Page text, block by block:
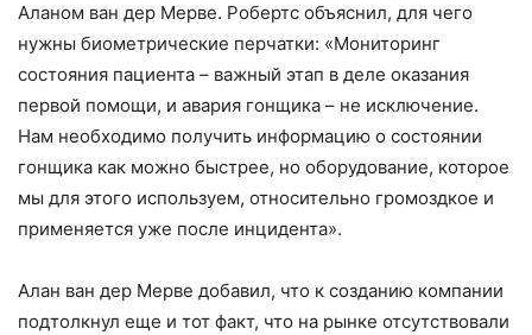
Аланом ван дер Мерве. Робертс объяснил, для чего
нужны биометрические перчатки: «Мониторинг
состояния пациента – важный этап в деле оказания
первой помощи, и авария гонщика – не исключение.
Нам необходимо получить информацию о состоянии
гонщика как можно быстрее, но оборудование, которое
мы для этого используем, относительно громоздкое и
применяется уже после инцидента».
Алан ван дер Мерве добавил, что к созданию компании
подтолкнул еще и тот факт, что на рынке отсутствовали